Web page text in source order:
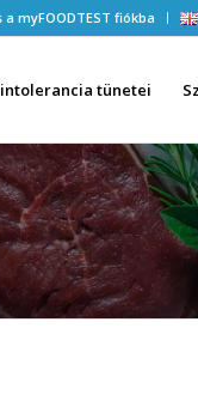
a myFOODTEST fiókba
tünetei